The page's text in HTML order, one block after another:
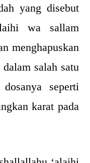
yang disebut
wa sallam
menghapuskan
salah satu
seperti
karat pada